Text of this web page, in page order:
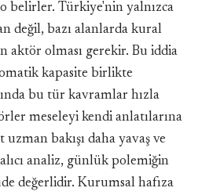
belirler. Türkiye'nin yalnızca
değil, bazı alanlarda kural
aktör olması gerekir. Bu iddia
kapasite birlikte
bu tür kavramlar hızla
meseleyi kendi anlatılarına
uzman bakışı daha yavaş ve
analiz, günlük polemiğin
değerlidir. Kurumsal hafıza